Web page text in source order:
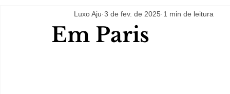
Em Paris
Luxo Aju 3 de fev. de 2025 1 min de leitura